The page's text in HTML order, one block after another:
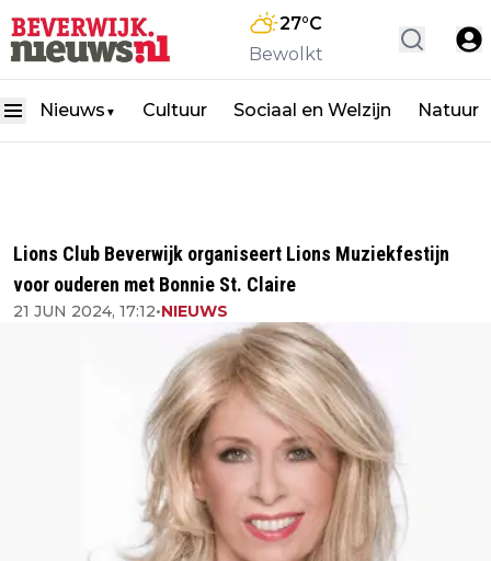
27°C
Bewolkt
Nieuws ▼ Cultuur Sociaal en Welzijn Natuur
Lions Club Beverwijk organiseert Lions Muziekfestijn
voor ouderen met Bonnie St. Claire
21 JUN 2024, 17:12•NIEUWS